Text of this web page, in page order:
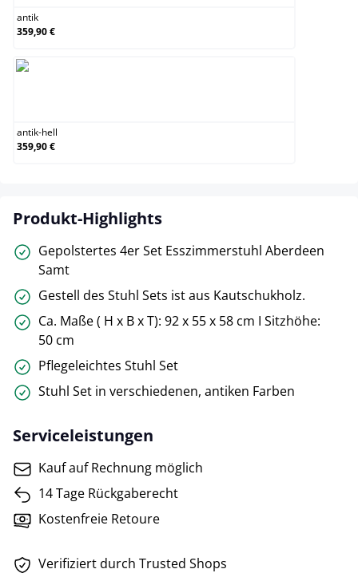
antik
359,90 €
antik-hell
359,90 €
Produkt-Highlights
Gepolstertes 4er Set Esszimmerstuhl Aberdeen
Samt
Gestell des Stuhl Sets ist aus Kautschukholz.
Ca. Maße ( H x B x T): 92 x 55 x 58 cm I Sitzhöhe:
50 cm
Pflegeleichtes Stuhl Set
Stuhl Set in verschiedenen, antiken Farben
Serviceleistungen
Kauf auf Rechnung möglich
14 Tage Rückgaberecht
Kostenfreie Retoure
Verifiziert durch Trusted Shops